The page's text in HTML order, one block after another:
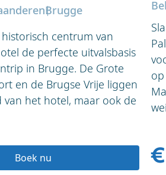
Brugge
centrum van
de perfecte uitvalsbasis
in Brugge. De Grote
en de Brugse Vrije liggen
het hotel, maar ook de
Boek nu